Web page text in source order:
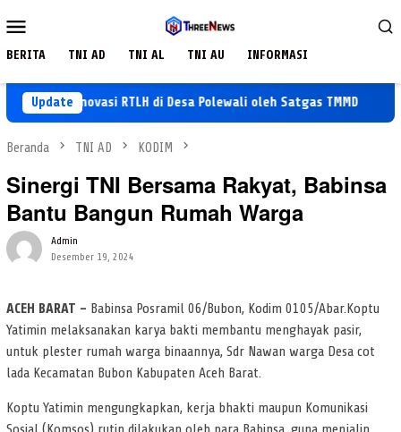
ke
Mobile
BERITA TNI AD TNI AL TNI AU INFORMASI
Update
Renovasi RTLH di Desa Polewali oleh Satgas TMMD
Beranda TNI AD KODIM
Sinergi TNI Bersama Rakyat, Babinsa
Bantu Bangun Rumah Warga
Admin
Desember 19, 2024
ACEH BARAT – Babinsa Posramil 06/Bubon, Kodim 0105/Abar.Koptu
Yatimin melaksanakan karya bakti membantu menghayak pasir,
untuk plester rumah warga binaannya, Sdr Nawan warga Desa cot
lada Kecamatan Bubon Kabupaten Aceh Barat.
Koptu Yatimin mengungkapkan, kerja bhakti maupun Komunikasi